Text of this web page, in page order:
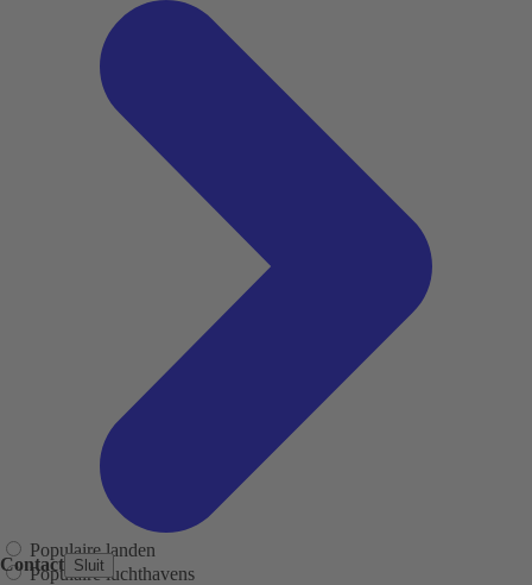
Contact Sluit
Populaire landen
Populaire luchthavens